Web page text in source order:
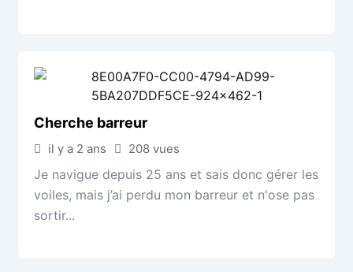
Cherche barreur
il y a 2 ans 208 vues
Je navigue depuis 25 ans et sais donc gérer les
voiles, mais j’ai perdu mon barreur et n'ose pas
sortir...